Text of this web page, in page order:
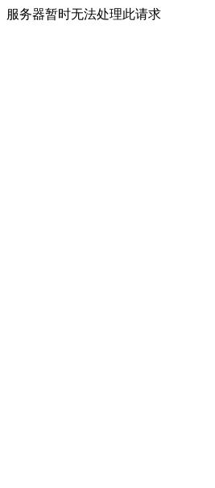
服务器暂时无法处理此请求